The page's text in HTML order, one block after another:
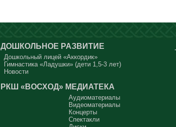
ДОШКОЛЬНОЕ РАЗВИТИЕ
Дошкольный лицей «Аккордик»
Гимнастика «Ладушки» (дети 1,5-3 лет)
Новости
РКШ «ВОСХОД» МЕДИАТЕКА
Аудиоматериалы
Видеоматериалы
Концерты
Спектакли